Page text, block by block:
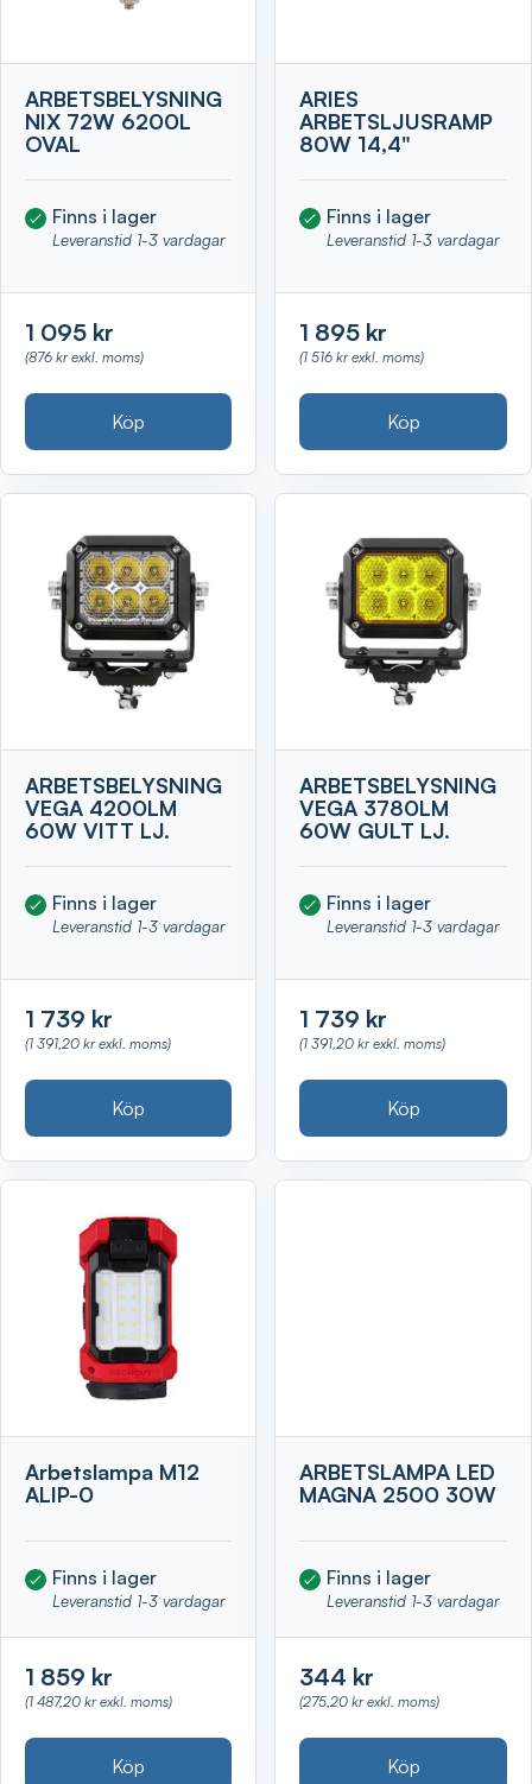
ARBETSBELYSNING
NIX 72W 6200L
OVAL
Finns i lager
Leveranstid 1-3 vardagar
1 095 kr
(876 kr exkl. moms)
Köp
ARIES
ARBETSLJUSRAMP
80W 14,4"
Finns i lager
Leveranstid 1-3 vardagar
1 895 kr
(1 516 kr exkl. moms)
Köp
ARBETSBELYSNING
VEGA 4200LM
60W VITT LJ.
Finns i lager
Leveranstid 1-3 vardagar
1 739 kr
(1 391,20 kr exkl. moms)
Köp
ARBETSBELYSNING
VEGA 3780LM
60W GULT LJ.
Finns i lager
Leveranstid 1-3 vardagar
1 739 kr
(1 391,20 kr exkl. moms)
Köp
Arbetslampa M12
ALIP-0
Finns i lager
Leveranstid 1-3 vardagar
1 859 kr
(1 487,20 kr exkl. moms)
Köp
ARBETSLAMPA LED
MAGNA 2500 30W
Finns i lager
Leveranstid 1-3 vardagar
344 kr
(275,20 kr exkl. moms)
Köp